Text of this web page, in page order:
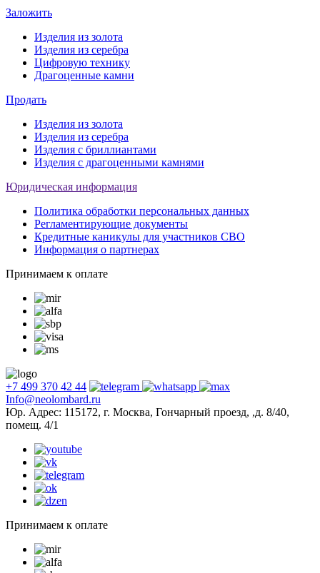
Заложить
Изделия из золота
Изделия из серебра
Цифровую технику
Драгоценные камни
Продать
Изделия из золота
Изделия из серебра
Изделия с бриллиантами
Изделия с драгоценными камнями
Юридическая информация
Политика обработки персональных данных
Регламентирующие документы
Кредитные каникулы для участников СВО
Информация о партнерах
Принимаем к оплате
+7 499 370 42 44
Info@neolombard.ru
Юр. Адрес: 115172, г. Москва, Гончарный проезд, ,д. 8/40,
помещ. 4/1
Принимаем к оплате